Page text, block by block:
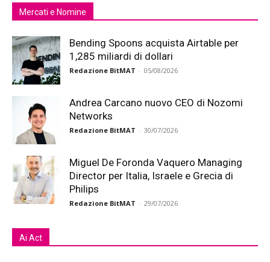
Mercati e Nomine
Bending Spoons acquista Airtable per
1,285 miliardi di dollari
Redazione BitMAT - 05/08/2026
Andrea Carcano nuovo CEO di Nozomi
Networks
Redazione BitMAT - 30/07/2026
Miguel De Foronda Vaquero Managing
Director per Italia, Israele e Grecia di
Philips
Redazione BitMAT - 29/07/2026
Ai Act